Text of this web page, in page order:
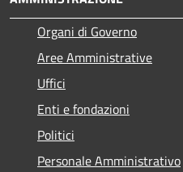
Organi di Governo
Aree Amministrative
Uffici
Enti e fondazioni
Politici
Personale Amministrativo